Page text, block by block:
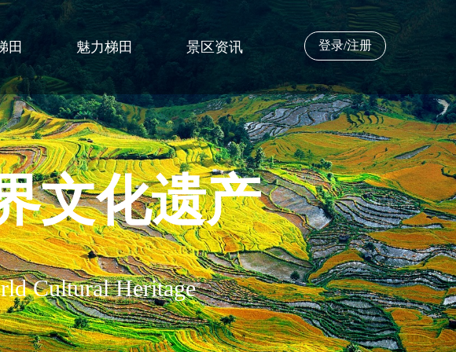
田 魅力梯田 景区资讯 登录/注册
文化遗产
Cultural Heritage